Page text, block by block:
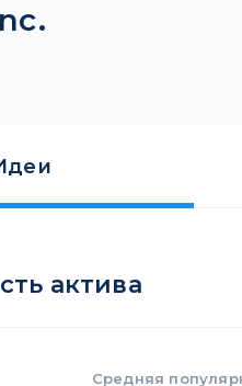
актива
Средняя